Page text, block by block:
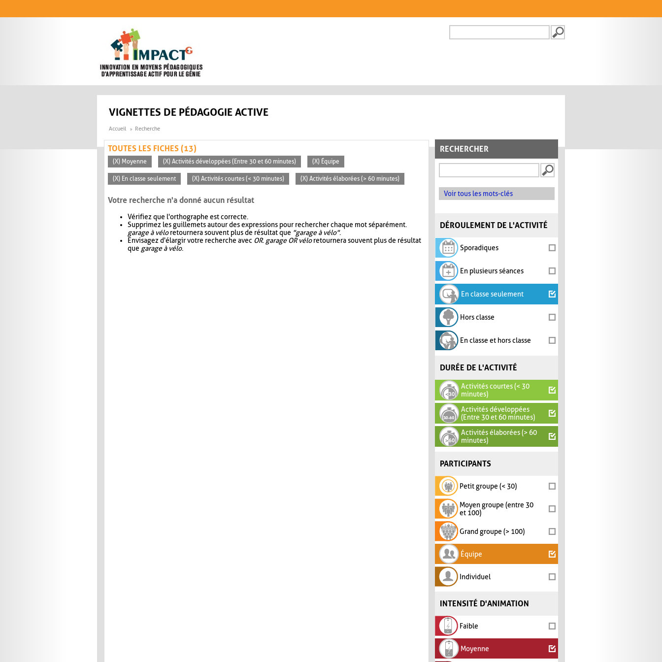
FORMULAIRE DE
VIGNETTES DE PÉDAGOGIE ACTIVE
Accueil Recherche
RECHERCHER
Voir tous les mots-clés
DÉROULEMENT DE L'ACTIVITÉ
Sporadiques
En plusieurs séances
En classe seulement
Hors classe
En classe et hors classe
DURÉE DE L'ACTIVITÉ
Activités courtes (< 30
minutes)
Activités développées
(Entre 30 et 60 minutes)
Activités élaborées (> 60
minutes)
PARTICIPANTS
Petit groupe (< 30)
Moyen groupe (entre 30
et 100)
Grand groupe (> 100)
Équipe
Individuel
INTENSITÉ D'ANIMATION
Faible
Moyenne
TOUTES LES FICHES (13)
(X) Moyenne (X) Activités développées (Entre 30 et 60 minutes) (X) Équipe
(X) En classe seulement (X) Activités courtes (< 30 minutes) (X) Activités élaborées (> 60 minutes)
Votre recherche n'a donné aucun résultat
Vérifiez que l'orthographe est correcte.
Supprimez les guillemets autour des expressions pour rechercher chaque mot séparément.
garage à véloretournera souvent plus de résultat que "garage à vélo".
Envisagez d'élargir votre recherche avec OR. garage OR véloretournera souvent plus de résultat
que garage à vélo.